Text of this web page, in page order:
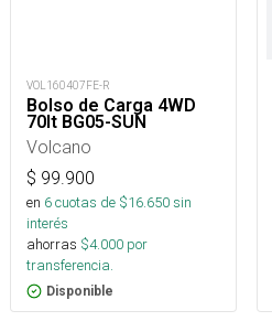
VOL160407FE-R
Bolso de Carga 4WD
70lt BG05-SUN
Volcano
$ 99.900
en 6cuotas de $16.650sin
interés
ahorras $4.000 por
transferencia.
Disponible